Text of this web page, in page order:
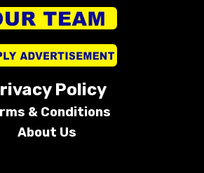
Policy
& Conditions
About Us